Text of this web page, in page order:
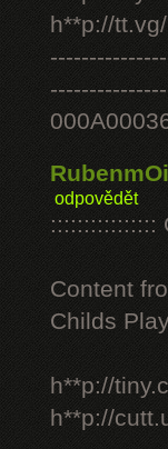
h**p://
odpovědět
::::::::::::::::
Content
Childs
h**p://
h**p://